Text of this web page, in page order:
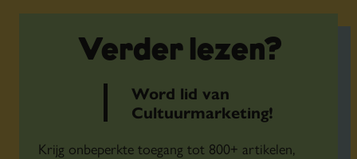
Verder lezen?
Word lid van
Cultuurmarketing!
Krijg onbeperkte toegang tot 800+ artikelen,